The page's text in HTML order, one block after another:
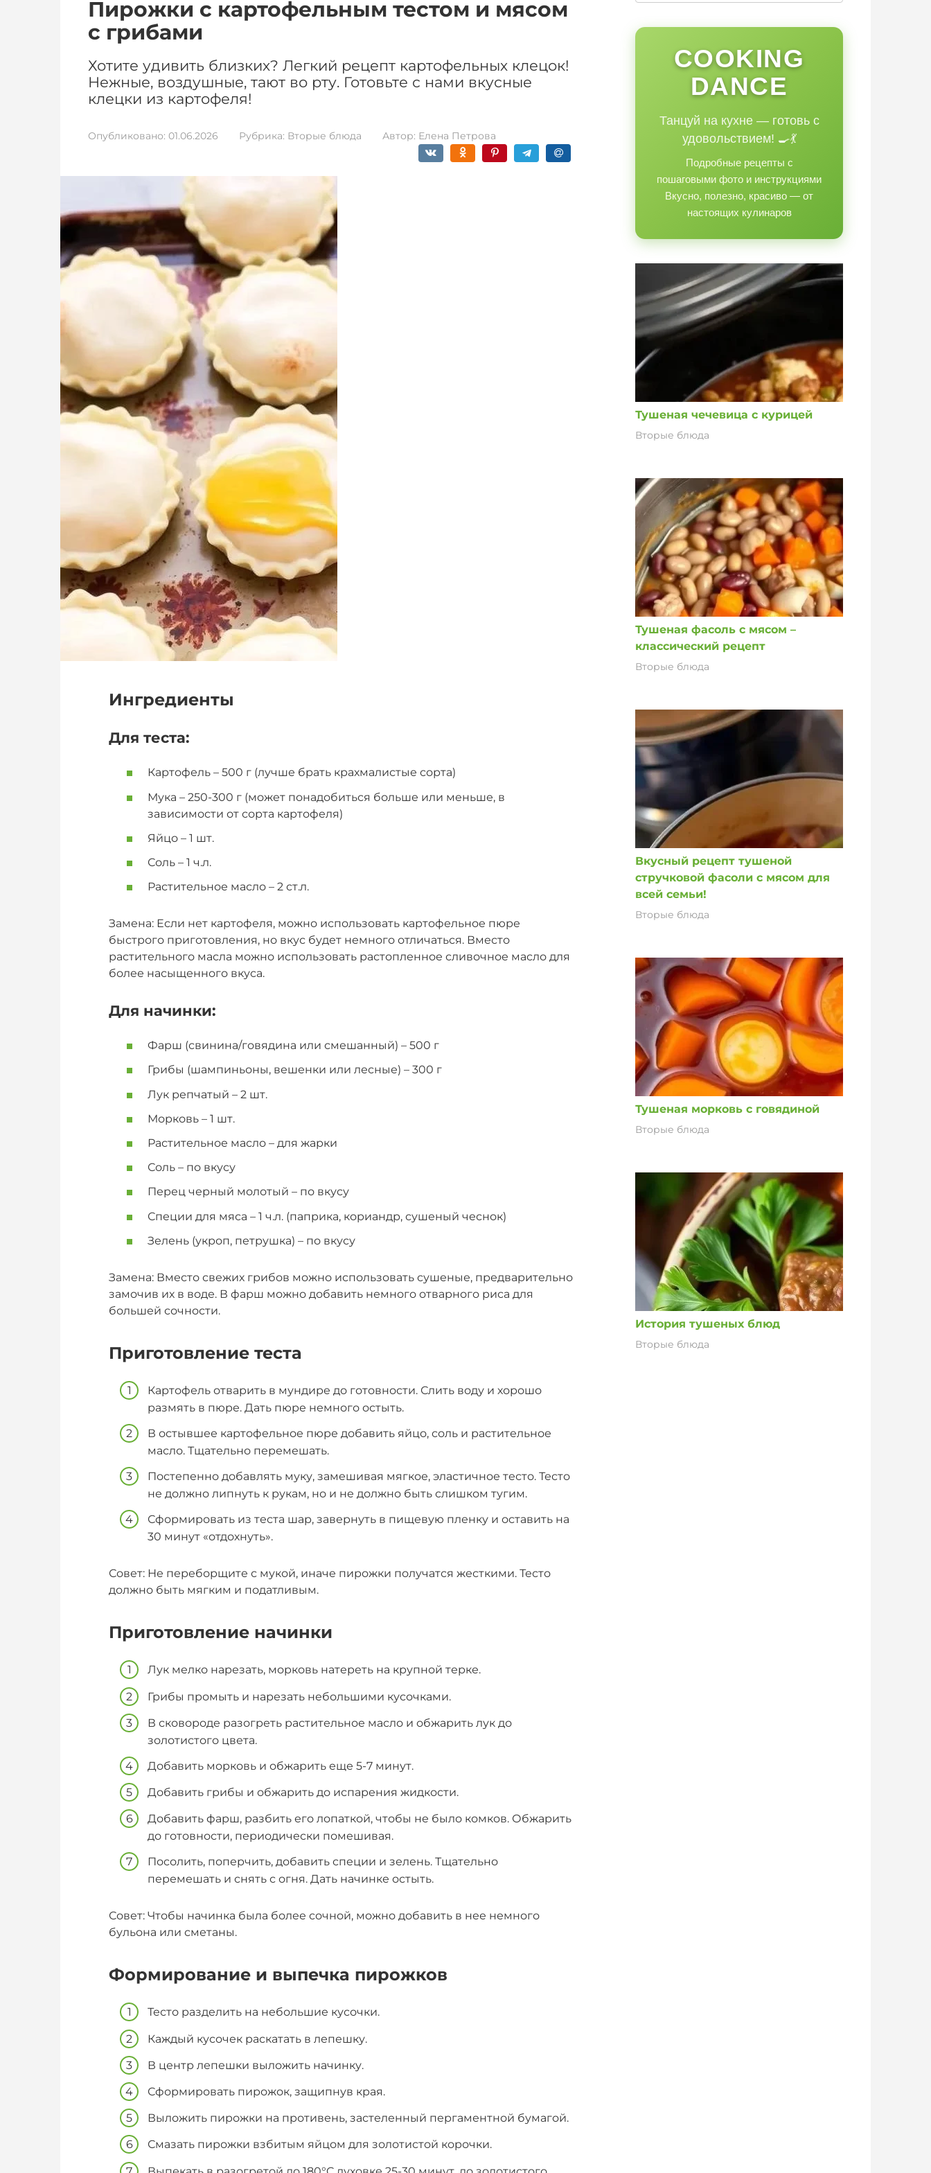
Пирожки с картофельным тестом и мясом
с грибами
Хотите удивить близких? Легкий рецепт картофельных клецок!
Нежные, воздушные, тают во рту. Готовьте с нами вкусные
клецки из картофеля!
Опубликовано: 01.06.2026 Рубрика: Вторые блюда Автор: Елена Петрова
Ингредиенты
Для теста:
Картофель – 500 г (лучше брать крахмалистые сорта)
Мука – 250-300 г (может понадобиться больше или меньше, в
зависимости от сорта картофеля)
Яйцо – 1 шт.
Соль – 1 ч.л.
Растительное масло – 2 ст.л.
Замена: Если нет картофеля, можно использовать картофельное пюре
быстрого приготовления, но вкус будет немного отличаться. Вместо
растительного масла можно использовать растопленное сливочное масло для
более насыщенного вкуса.
Для начинки:
Фарш (свинина/говядина или смешанный) – 500 г
Грибы (шампиньоны, вешенки или лесные) – 300 г
Лук репчатый – 2 шт.
Морковь – 1 шт.
Растительное масло – для жарки
Соль – по вкусу
Перец черный молотый – по вкусу
Специи для мяса – 1 ч.л. (паприка, кориандр, сушеный чеснок)
Зелень (укроп, петрушка) – по вкусу
Замена: Вместо свежих грибов можно использовать сушеные, предварительно
замочив их в воде. В фарш можно добавить немного отварного риса для
большей сочности.
Приготовление теста
Картофель отварить в мундире до готовности. Слить воду и хорошо
размять в пюре. Дать пюре немного остыть.
В остывшее картофельное пюре добавить яйцо, соль и растительное
масло. Тщательно перемешать.
Постепенно добавлять муку, замешивая мягкое, эластичное тесто. Тесто
не должно липнуть к рукам, но и не должно быть слишком тугим.
Сформировать из теста шар, завернуть в пищевую пленку и оставить на
30 минут «отдохнуть».
Совет: Не переборщите с мукой, иначе пирожки получатся жесткими. Тесто
должно быть мягким и податливым.
Приготовление начинки
Лук мелко нарезать, морковь натереть на крупной терке.
Грибы промыть и нарезать небольшими кусочками.
В сковороде разогреть растительное масло и обжарить лук до
золотистого цвета.
Добавить морковь и обжарить еще 5-7 минут.
Добавить грибы и обжарить до испарения жидкости.
Добавить фарш, разбить его лопаткой, чтобы не было комков. Обжарить
до готовности, периодически помешивая.
Посолить, поперчить, добавить специи и зелень. Тщательно
перемешать и снять с огня. Дать начинке остыть.
Совет: Чтобы начинка была более сочной, можно добавить в нее немного
бульона или сметаны.
Формирование и выпечка пирожков
Тесто разделить на небольшие кусочки.
Каждый кусочек раскатать в лепешку.
В центр лепешки выложить начинку.
Сформировать пирожок, защипнув края.
Выложить пирожки на противень, застеленный пергаментной бумагой.
Смазать пирожки взбитым яйцом для золотистой корочки.
COOKING
DANCE
Танцуй на кухне — готовь с
удовольствием! 🍳💃
Подробные рецепты с
пошаговыми фото и инструкциями
Вкусно, полезно, красиво — от
настоящих кулинаров
Тушеная чечевица с курицей
Вторые блюда
Тушеная фасоль с мясом –
классический рецепт
Вторые блюда
Вкусный рецепт тушеной
стручковой фасоли с мясом для
всей семьи!
Вторые блюда
Тушеная морковь с говядиной
Вторые блюда
История тушеных блюд
Вторые блюда